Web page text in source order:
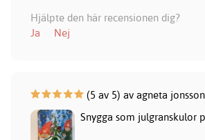
Hjälpte den här recensionen dig?
Ja
Nej
(5 av 5) av agneta jonsson
Snygga som julgranskulor